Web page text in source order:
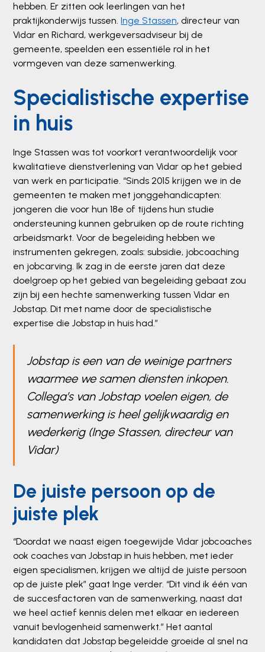
hebben. Er zitten ook leerlingen van het
praktijkonderwijs tussen.Inge Stassen, directeur van
Vidar en Richard, werkgeversadviseur bij de
gemeente, speelden een essentiële rol in het
vormgeven van deze samenwerking.
Specialistische expertise
in huis
Inge Stassen was tot voorkort verantwoordelijk voor
kwalitatieve dienstverlening van Vidar op het gebied
van werk en participatie. “Sinds 2015 krijgen we in de
gemeenten te maken met jonggehandicapten:
jongeren die voor hun 18e of tijdens hun studie
ondersteuning kunnen gebruiken op de route richting
arbeidsmarkt. Voor de begeleiding hebben we
instrumenten gekregen, zoals: subsidie, jobcoaching
en jobcarving. Ik zag in de eerste jaren dat deze
doelgroep op het gebied van begeleiding gebaat zou
zijn bij een hechte samenwerking tussen Vidar en
Jobstap. Dit met name door de specialistische
expertise die Jobstap in huis had.”
Jobstap is een van de weinige partners
waarmee we samen diensten inkopen.
Collega’s van Jobstap voelen eigen, de
samenwerking is heel gelijkwaardig en
wederkerig (Inge Stassen, directeur van
Vidar)
De juiste persoon op de
juiste plek
“Doordat we naast eigen toegewijde Vidar jobcoaches
ook coaches van Jobstap in huis hebben, met ieder
eigen specialismen, krijgen we altijd de juiste persoon
op de juiste plek” gaat Inge verder. “Dit vind ik één van
de succesfactoren van de samenwerking, naast dat
we heel actief kennis delen met elkaar en iedereen
vanuit bevlogenheid samenwerkt.” Het aantal
kandidaten dat Jobstap begeleidde groeide al snel na